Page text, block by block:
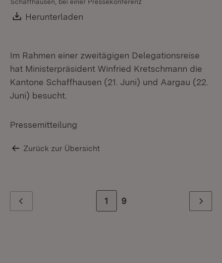
Download:
Herunterladen
Im Rahmen einer zweitägigen Delegationsreise
hat Ministerpräsident Winfried Kretschmann die
Kantone Schaffhausen (21. Juni) und Aargau (22.
Juni) besucht.
Pressemitteilung
Zurück zur Übersicht
Zur Seite
1 Zur letzten Seite
9 Weiter